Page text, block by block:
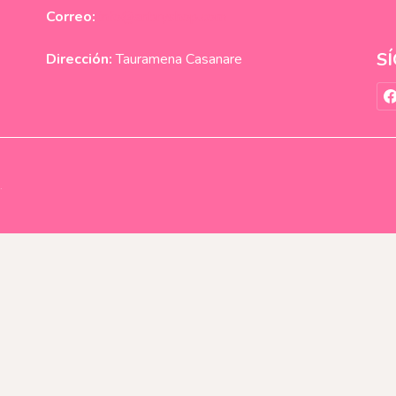
Correo:
Dirección:Tauramena Casanare